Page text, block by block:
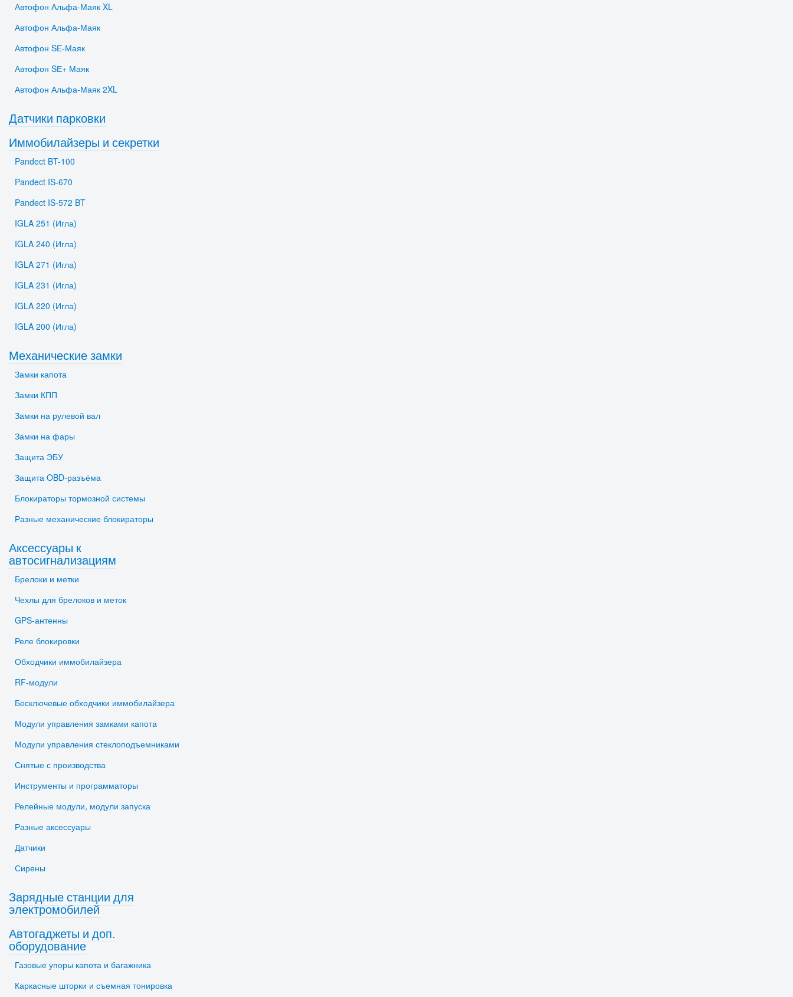
Автофон Альфа-Маяк XL
Автофон Альфа-Маяк
Автофон SЕ-Маяк
Автофон SЕ+ Маяк
Автофон Альфа-Маяк 2XL
Датчики парковки
Иммобилайзеры и секретки
Pandect BT-100
Pandect IS-670
Pandect IS-572 BT
IGLA 251 (Игла)
IGLA 240 (Игла)
IGLA 271 (Игла)
IGLA 231 (Игла)
IGLA 220 (Игла)
IGLA 200 (Игла)
Механические замки
Замки капота
Замки КПП
Замки на рулевой вал
Замки на фары
Защита ЭБУ
Защита OBD-разъёма
Блокираторы тормозной системы
Разные механические блокираторы
Аксессуары к
автосигнализациям
Брелоки и метки
Чехлы для брелоков и меток
GPS-антенны
Реле блокировки
Обходчики иммобилайзера
RF-модули
Бесключевые обходчики иммобилайзера
Модули управления замками капота
Модули управления стеклоподъемниками
Снятые с производства
Инструменты и программаторы
Релейные модули, модули запуска
Разные аксессуары
Датчики
Сирены
Зарядные станции для
электромобилей
Автогаджеты и доп.
оборудование
Газовые упоры капота и багажника
Каркасные шторки и съемная тонировка